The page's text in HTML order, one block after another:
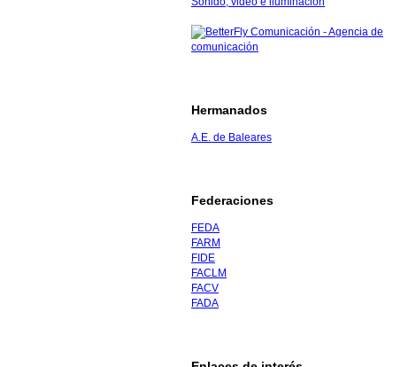
Hermanados
A.E. de Baleares
Federaciones
FEDA
FARM
FIDE
FACLM
FACV
FADA